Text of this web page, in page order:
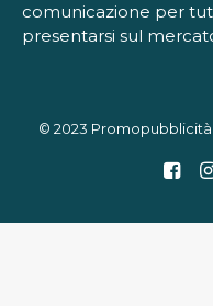
comunicazione per
presentarsi sul
© 2023 Promopubblicità